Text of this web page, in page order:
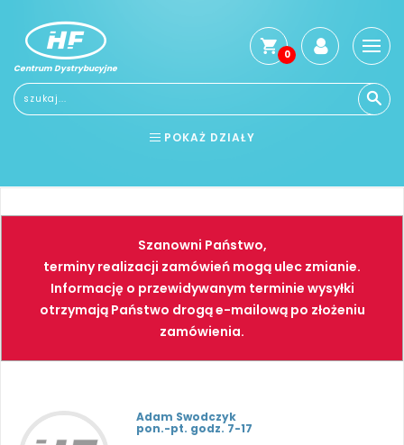
Centrum Dystrybucyjne
0
POKAŻ DZIAŁY
NARZĘDZIA SPAWALNICTWO
FARBY PNEUMATYKA
Szanowni Państwo,
terminy realizacji zamówień mogą ulec zmianie.
Informację o przewidywanym terminie wysyłki
otrzymają Państwo drogą e-mailową po złożeniu
zamówienia.
Adam Swodczyk
pon.-pt. godz. 7-17